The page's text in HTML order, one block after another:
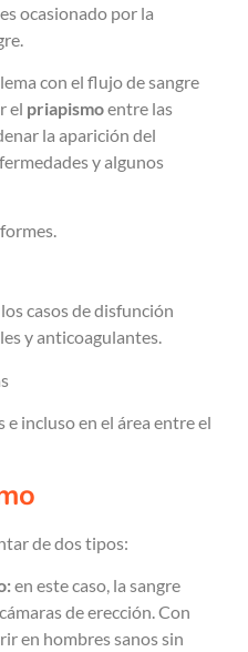
ocasionado por la
con el flujo de sangre
el priapismoentre las
la aparición del
y algunos
casos de disfunción
y anticoagulantes.
e incluso en el área entre el
de dos tipos:
en este caso, la sangre
de erección. Con
en hombres sanos sin